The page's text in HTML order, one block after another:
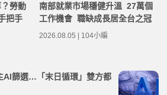
勞動
把手
南部就業市場穩健升溫 27萬個
工作機會 職缺成長居全台之冠
2026.08.05 | 104小編
AI篩選…「末日循環」雙方都